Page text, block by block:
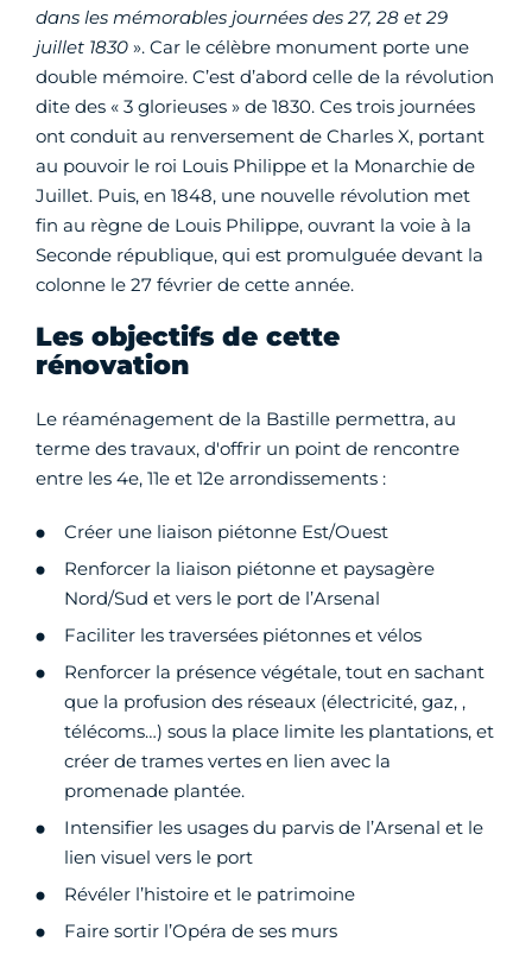
dans les mémorables journées des 27, 28 et 29
juillet 1830 ». Car le célèbre monument porte une
double mémoire. C’est d’abord celle de la révolution
dite des « 3 glorieuses » de 1830. Ces trois journées
ont conduit au renversement de Charles X, portant
au pouvoir le roi Louis Philippe et la Monarchie de
Juillet. Puis, en 1848, une nouvelle révolution met
fin au règne de Louis Philippe, ouvrant la voie à la
Seconde république, qui est promulguée devant la
colonne le 27 février de cette année.
Les objectifs de cette
rénovation
Le réaménagement de la Bastille permettra, au
terme des travaux, d'offrir un point de rencontre
entre les 4e, 11e et 12e arrondissements :
Créer une liaison piétonne Est/Ouest
Renforcer la liaison piétonne et paysagère
Nord/Sud et vers le port de l’Arsenal
Faciliter les traversées piétonnes et vélos
Renforcer la présence végétale, tout en sachant
que la profusion des réseaux (électricité, gaz, ,
télécoms…) sous la place limite les plantations, et
créer de trames vertes en lien avec la
promenade plantée.
Intensifier les usages du parvis de l’Arsenal et le
lien visuel vers le port
Révéler l’histoire et le patrimoine
Faire sortir l’Opéra de ses murs